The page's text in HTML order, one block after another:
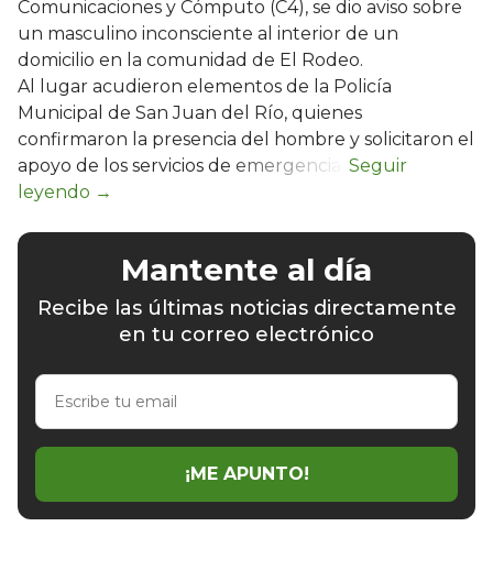
Comunicaciones y Cómputo (C4), se dio aviso sobre
un masculino inconsciente al interior de un
domicilio en la comunidad de El Rodeo.
Al lugar acudieron elementos de la Policía
Municipal de San Juan del Río, quienes
confirmaron la presencia del hombre y solicitaron el
apoyo de los servicios de emergencia.
Mantente al día
Recibe las últimas noticias directamente
en tu correo electrónico
Escribe
email
¡ME APUNTO!